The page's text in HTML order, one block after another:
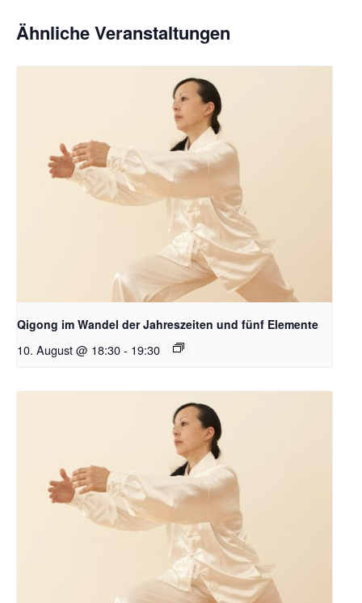
Ähnliche Veranstaltungen
Qigong im Wandel der Jahreszeiten und fünf Elemente
10. August @ 18:30- 19:30